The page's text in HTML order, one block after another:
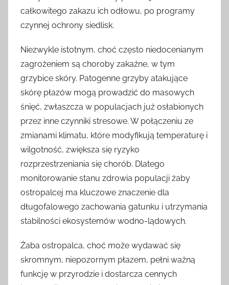
całkowitego zakazu ich odłowu, po programy
czynnej ochrony siedlisk.
Niezwykle istotnym, choć często niedocenianym
zagrożeniem są choroby zakaźne, w tym
grzybice skóry. Patogenne grzyby atakujące
skórę płazów mogą prowadzić do masowych
śnięć, zwłaszcza w populacjach już osłabionych
przez inne czynniki stresowe. W połączeniu ze
zmianami klimatu, które modyfikują temperaturę i
wilgotność, zwiększa się ryzyko
rozprzestrzeniania się chorób. Dlatego
monitorowanie stanu zdrowia populacji żaby
ostropalcej ma kluczowe znaczenie dla
długofalowego zachowania gatunku i utrzymania
stabilności ekosystemów wodno-lądowych.
Żaba ostropalca, choć może wydawać się
skromnym, niepozornym płazem, pełni ważną
funkcję w przyrodzie i dostarcza cennych